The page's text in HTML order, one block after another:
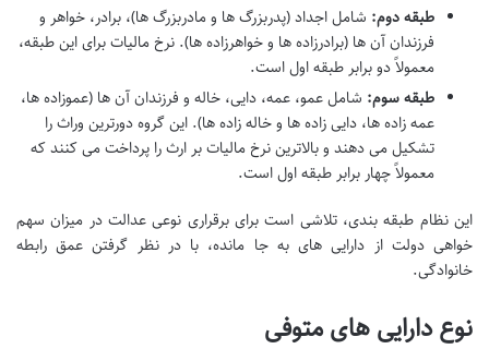
طبقه دوم: شامل اجداد (پدربزرگ ها و مادربزرگ ها)، برادر، خواهر و
فرزندان آن ها (برادرزاده ها و خواهرزاده ها). نرخ مالیات برای این طبقه،
معمولاً دو برابر طبقه اول است.
طبقه سوم: شامل عمو، عمه، دایی، خاله و فرزندان آن ها (عموزاده ها،
عمه زاده ها، دایی زاده ها و خاله زاده ها). این گروه دورترین وراث را
تشکیل می دهند و بالاترین نرخ مالیات بر ارث را پرداخت می کنند که
معمولاً چهار برابر طبقه اول است.
این نظام طبقه بندی، تلاشی است برای برقراری نوعی عدالت در میزان سهم
خواهی دولت از دارایی های به جا مانده، با در نظر گرفتن عمق رابطه
خانوادگی.
نوع دارایی های متوفی